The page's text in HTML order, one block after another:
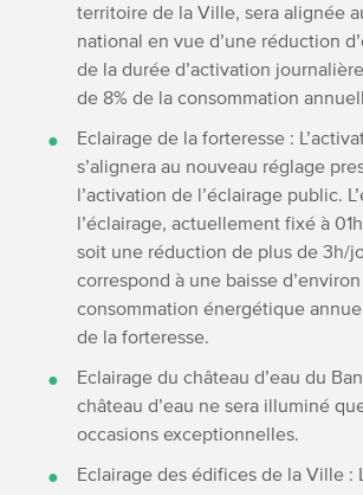
territoire de la Ville, sera alignée
national en vue d’une réduction
de la durée d’activation
de 8% de la consommation
Eclairage de la forteresse :
s’alignera au nouveau réglage
l’activation de l’éclairage public.
l’éclairage, actuellement fixé à
soit une réduction de plus de 3h/
correspond à une baisse d’environ
consommation énergétique
de la forteresse.
Eclairage du château d’eau du
château d’eau ne sera illuminé
occasions exceptionnelles.
Eclairage des édifices de la Ville :